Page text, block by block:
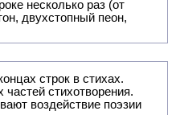
несколько раз (от
двухстопный пеон,
концах строк в стихах.
стихотворения.
воздействие поэзии